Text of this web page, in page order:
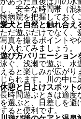
し、安全な時間帯（
物病院を把握しておく
愛犬と自然と触れ合え
ただ遊ぶだけでなく、
写真を撮るポイントや
り入れてみましょう。
遊び方バリエーション
泳ぐ、浅瀬で遊ぶ、水
えると楽しみが広が
じられます。川の中
休憩と日よけスポット
長時間遊ぶときは適度
を選ぶと、日差しを避
すると便利です。